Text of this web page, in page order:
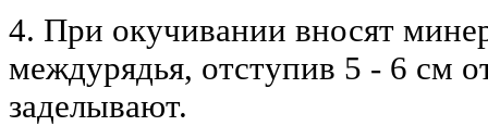
4. При окучивании вносят
междурядья, отступив 5 - 6 см
заделывают.